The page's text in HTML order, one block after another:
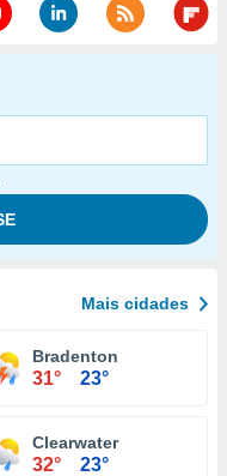
Mais cidades
Bradenton
31° 23°
Clearwater
32° 23°